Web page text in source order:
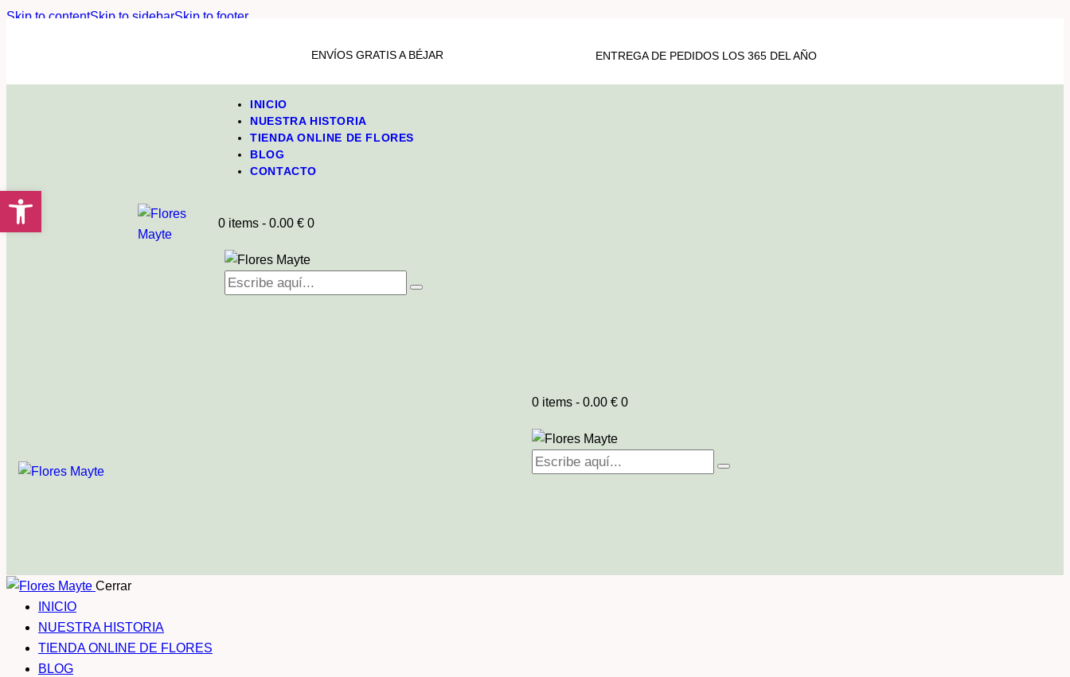
Skip to contentSkip to sidebarSkip to footer
ENVÍOS GRATIS A BÉJAR ENTREGA DE PEDIDOS LOS 365 DEL AÑO
INICIO
NUESTRA HISTORIA
TIENDA ONLINE DE FLORES
BLOG
CONTACTO
0 items - 0.00 € 0
0 items - 0.00 € 0
Cerrar
INICIO
NUESTRA HISTORIA
TIENDA ONLINE DE FLORES
BLOG
Abrir barra de herramientas